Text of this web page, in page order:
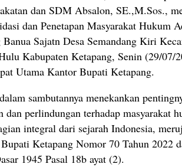
dan SDM Absalon, SE.,M.Sos.,
dan Penetapan Masyarakat Hukum
Sajatn Desa Semandang Kiri
Kabupaten Ketapang, Senin (29/07/
Utama Kantor Bupati Ketapang.
sambutannya menekankan
dan perlindungan terhadap masyarakat
integral dari sejarah Indonesia,
Ketapang Nomor 70 Tahun 2022
1945 Pasal 18b ayat (2).